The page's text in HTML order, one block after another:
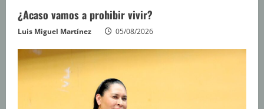
¿Acaso vamos a prohibir vivir?
Luis Miguel Martínez 05/08/2026